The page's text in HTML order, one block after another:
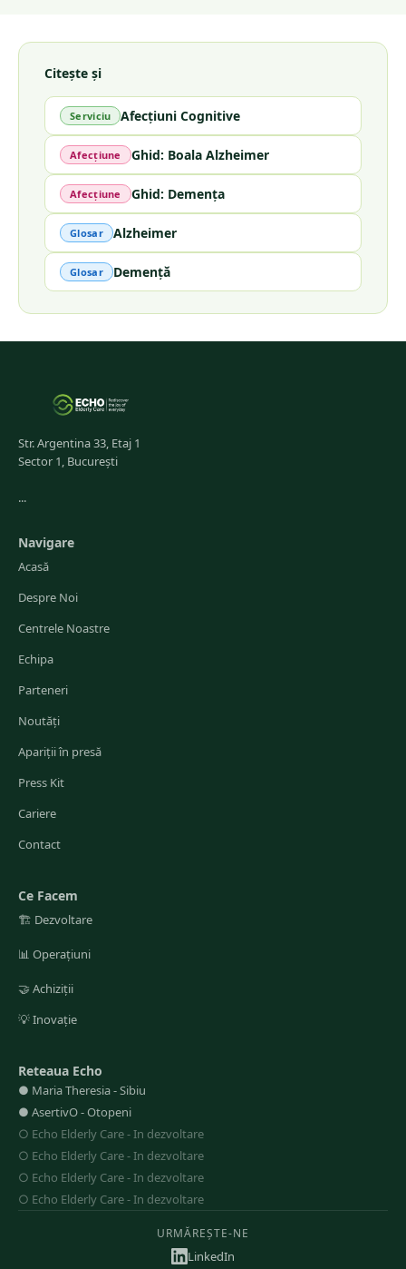
Citește și
Serviciu Afecțiuni Cognitive
Afecțiune Ghid: Boala Alzheimer
Afecțiune Ghid: Demența
Glosar Alzheimer
Glosar Demență
Str. Argentina 33, Etaj 1
Sector 1, București
...
Navigare
Acasă
Despre Noi
Centrele Noastre
Echipa
Parteneri
Noutăți
Apariții în presă
Press Kit
Cariere
Contact
Ce Facem
🏗️ Dezvoltare
📊 Operațiuni
🤝 Achiziții
💡Inovație
Reteaua Echo
● Maria Theresia-Sibiu
● AsertivO-Otopeni
○ Echo Elderly Care-In dezvoltare
○ Echo Elderly Care-In dezvoltare
○ Echo Elderly Care-In dezvoltare
○ Echo Elderly Care-In dezvoltare
URMĂREȘTE-NE
LinkedIn